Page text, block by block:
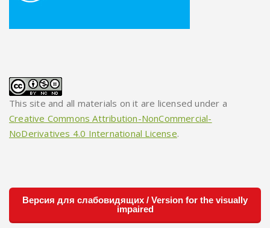
This site and all materials on it are licensed under a
Creative Commons Attribution-NonCommercial-
NoDerivatives 4.0 International License.
Версия для слабовидящих / Version for the visually
impaired